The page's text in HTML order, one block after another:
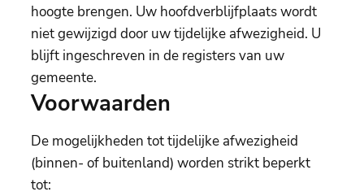
hoogte brengen. Uw hoofdverblijfplaats wordt
niet gewijzigd door uw tijdelijke afwezigheid. U
blijft ingeschreven in de registers van uw
gemeente.
Voorwaarden
De mogelijkheden tot tijdelijke afwezigheid
(binnen- of buitenland) worden strikt beperkt
tot: